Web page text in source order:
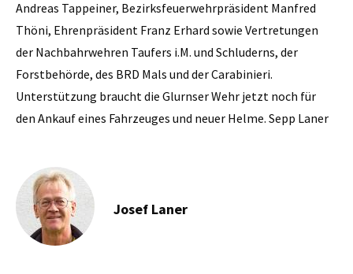
Andreas ­Tappeiner, Bezirksfeuerwehrpräsident Manfred
Thöni, Ehrenpräsident Franz Erhard sowie Vertretungen
der Nachbahrwehren Taufers i.M. und Schluderns, der
Forstbehörde, des BRD Mals und der Carabinieri.
Unterstützung braucht die Glurnser Wehr jetzt noch für
den Ankauf eines Fahrzeuges und neuer Helme. Sepp Laner
Josef Laner